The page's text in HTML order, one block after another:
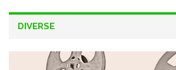
DIVERSE